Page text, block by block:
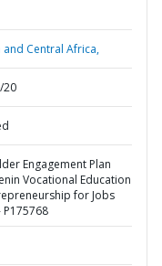
and Central Africa,
20
Engagement Plan
Vocational Education
for Jobs
P175768